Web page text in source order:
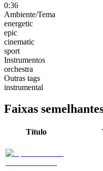
0:36
Ambiente/Tema
energetic
epic
cinematic
sport
Instrumentos
orchestra
Outras tags
instrumental
Faixas
Título